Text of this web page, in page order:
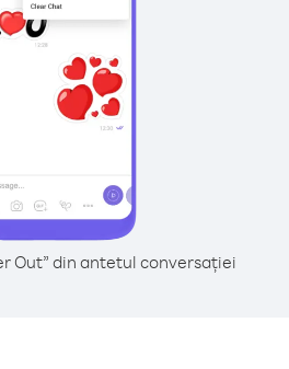
Out” din antetul conversației